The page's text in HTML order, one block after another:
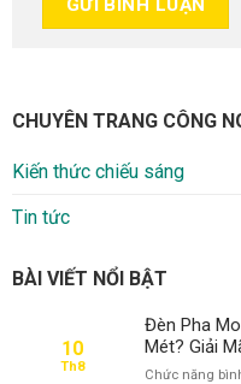
CHUYÊN TRANG CÔNG
Kiến thức chiếu sáng
Tin tức
BÀI VIẾT NỔI BẬT
10
Th8
Đèn Pha
Mét? Giải
Chức năng